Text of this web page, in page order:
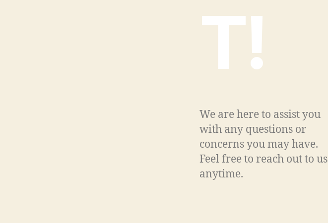
T!
We are here to assist you
with any questions or
concerns you may have.
Feel free to reach out to us
anytime.